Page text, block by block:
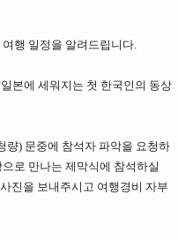
행 일정을 알려드립니다.
본에 세워지는 첫 한국인의 동상
량) 문중에 참석자 파악을 요청하
로 만나는 제막식에 참석하실
진을 보내주시고 여행경비 자부